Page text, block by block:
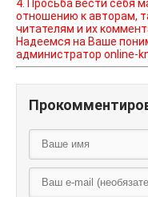
4. Просьба вести себя
отношению к авторам,
читателям и их
Надеемся на Ваше
администратор online-